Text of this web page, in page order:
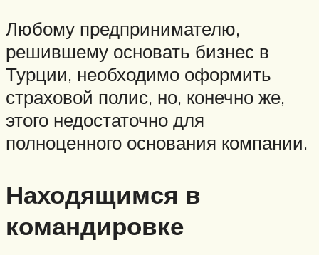
Любому предпринимателю,
решившему основать бизнес в
Турции, необходимо оформить
страховой полис, но, конечно же,
этого недостаточно для
полноценного основания компании.
Находящимся в
командировке